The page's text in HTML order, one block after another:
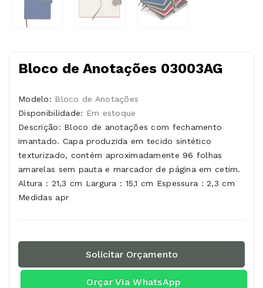
Bloco de Anotações 03003AG
Modelo: Bloco de Anotações
Disponibilidade: Em estoque
Descrição: Bloco de anotações com fechamento
imantado. Capa produzida em tecido sintético
texturizado, contém aproximadamente 96 folhas
amarelas sem pauta e marcador de página em cetim.
Altura : 21,3 cm Largura : 15,1 cm Espessura : 2,3 cm
Medidas apr
Solicitar Orçamento
Orçar Via WhatsApp